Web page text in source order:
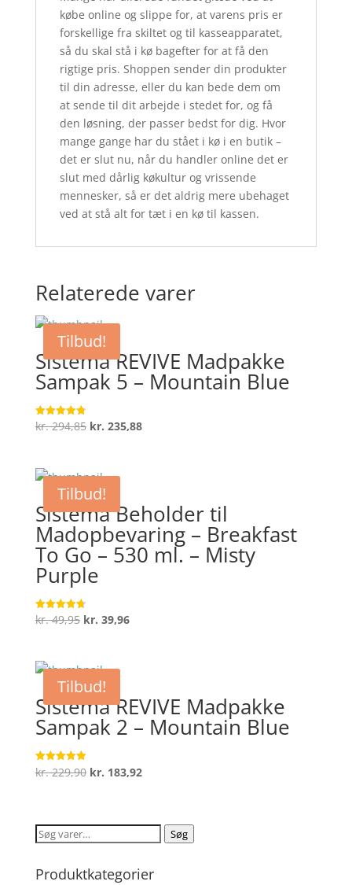
købe online og slippe for, at varens pris er
forskellige fra skiltet og til kasseapparatet,
så du skal stå i kø bagefter for at få den
rigtige pris. Shoppen sender din produkter
til din adresse, eller du kan bede dem om
at sende til dit arbejde i stedet for, og få
den løsning, der passer bedst for dig. Hvor
mange gange har du stået i kø i en butik –
det er slut nu, når du handler online det er
slut med dårlig køkultur og vrissende
mennesker, så er det aldrig mere ubehaget
ved at stå alt for tæt i en kø til kassen.
Relaterede varer
Tilbud!
Sistema REVIVE Madpakke
Sampak 5 – Mountain Blue
Vurderet
4.8
kr.294,85 Den
var:
kr. 294,85.
kr. 235,88Den
Tilbud!
Sistema Beholder til
Madopbevaring – Breakfast
To Go – 530 ml. – Misty
Purple
Vurderet
4.7
kr.49,95 Den
var:
kr. 49,95.
kr. 39,96Den
Tilbud!
Sistema REVIVE Madpakke
Sampak 2 – Mountain Blue
Vurderet
5
kr.229,90 Den
var:
kr. 229,90.
kr. 183,92Den
er:
kr. 183,92.
Søg
Søg
Produktkategorier